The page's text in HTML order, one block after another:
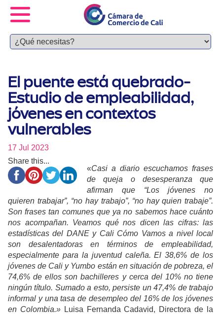
El puente está quebrado-
Estudio de empleabilidad,
jóvenes en contextos
vulnerables
17 Jul 2023
Share this...
«Casi a diario escuchamos frases
de queja o desesperanza que
afirman que “Los jóvenes no
quieren trabajar”, “no hay trabajo”, “no hay quien trabaje”.
Son frases tan comunes que ya no sabemos hace cuánto
nos acompañan. Veamos qué nos dicen las cifras: las
estadísticas del DANE y Cali Cómo Vamos a nivel local
son desalentadoras en términos de empleabilidad,
especialmente para la juventud caleña. El 38,6% de los
jóvenes de Cali y Yumbo están en situación de pobreza, el
74,6% de ellos son bachilleres y cerca del 10% no tiene
ningún título. Sumado a esto, persiste un 47,4% de trabajo
informal y una tasa de desempleo del 16% de los jóvenes
en Colombia.»Luisa Fernanda Cadavid, Directora de la